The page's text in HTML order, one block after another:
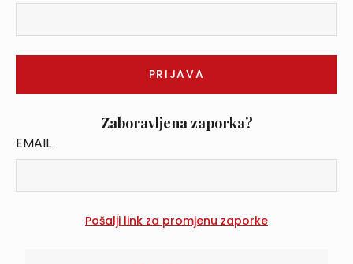
Zaboravljena zaporka?
EMAIL